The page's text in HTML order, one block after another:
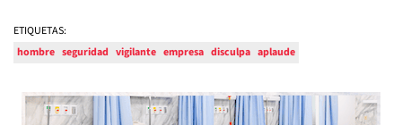
ETIQUETAS:
hombre seguridad vigilante empresa disculpa aplaude